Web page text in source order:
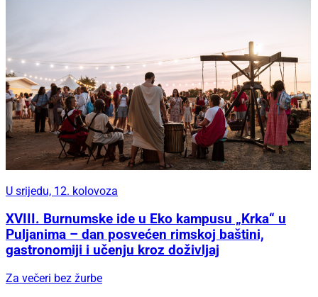
U srijedu, 12. kolovoza
XVIII. Burnumske ide u Eko kampusu „Krka“ u
Puljanima – dan posvećen rimskoj baštini,
gastronomiji i učenju kroz doživljaj
Za večeri bez žurbe